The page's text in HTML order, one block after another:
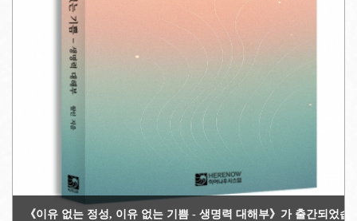
《이유 없는 정성, 이유 없는 기쁨 - 생명력 대해부》가 출간되었습
Copyright 2013. All rights reserved!